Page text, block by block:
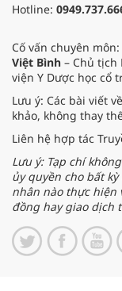
Hotline:
Cố vấn chuyên môn:
Việt Bình – Chủ tịch
viện Y Dược học cổ
Lưu ý: Các bài viết
khảo, không thay
Liên hệ hợp tác
Lưu ý: Tạp chí
ủy quyền cho bất
nhân nào thực hiện
đồng hay giao dịch